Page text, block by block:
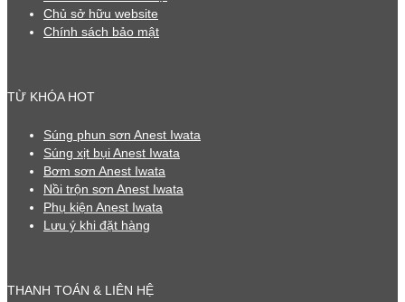
Chủ sở hữu website
Chính sách bảo mật
TỪ KHÓA HOT
Súng phun sơn Anest Iwata
Súng xịt bụi Anest Iwata
Bơm sơn Anest Iwata
Nồi trộn sơn Anest Iwata
Phụ kiện Anest Iwata
Lưu ý khi đặt hàng
THANH TOÁN & LIÊN HỆ